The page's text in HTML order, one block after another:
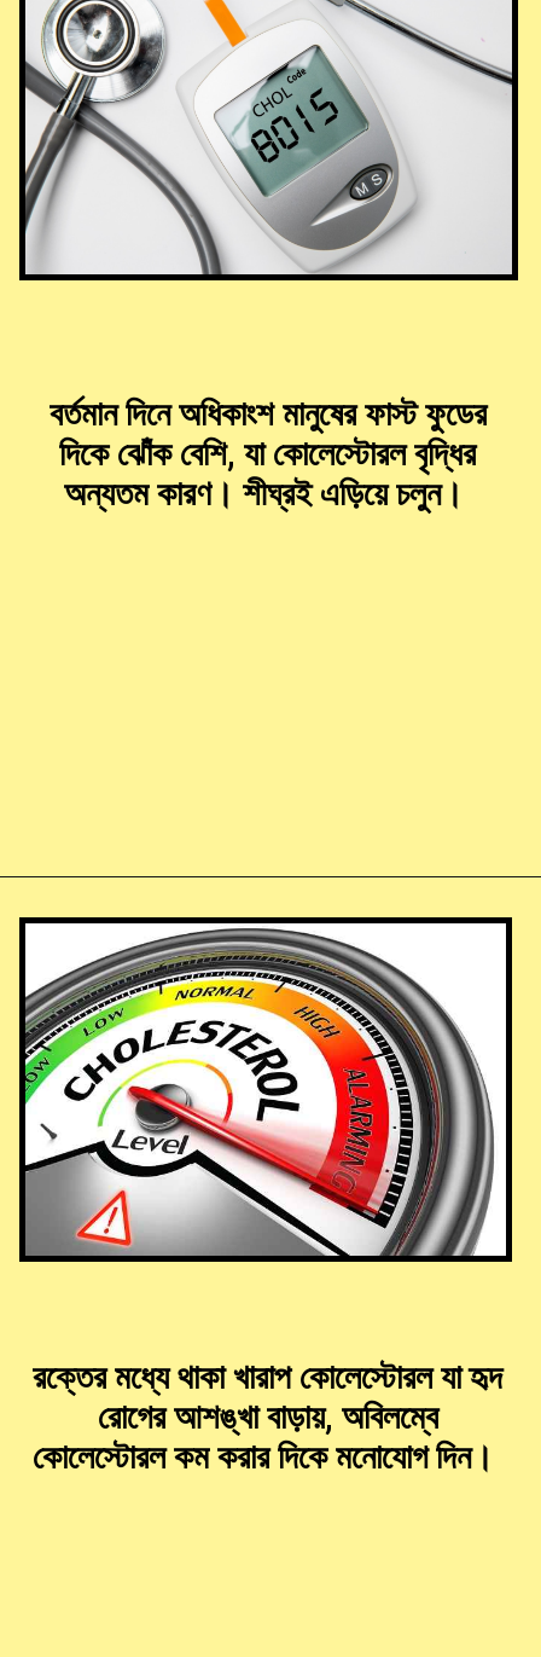
বর্তমান দিনে অধিকাংশ মানুষের ফাস্ট ফুডের
দিকে ঝোঁক বেশি, যা কোলেস্টোরল বৃদ্ধির
অন্যতম কারণ। শীঘ্রই এড়িয়ে চলুন।
রক্তের মধ্যে থাকা খারাপ কোলেস্টোরল যা হৃদ
রোগের আশঙ্খা বাড়ায়, অবিলম্বে
কোলেস্টোরল কম করার দিকে মনোযোগ দিন।